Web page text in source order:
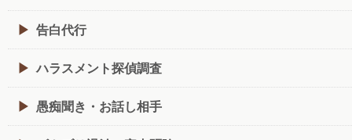
告白代行
ハラスメント探偵調査
愚痴聞き・お話し相手